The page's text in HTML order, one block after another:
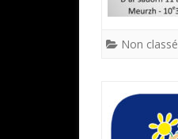
Non classé